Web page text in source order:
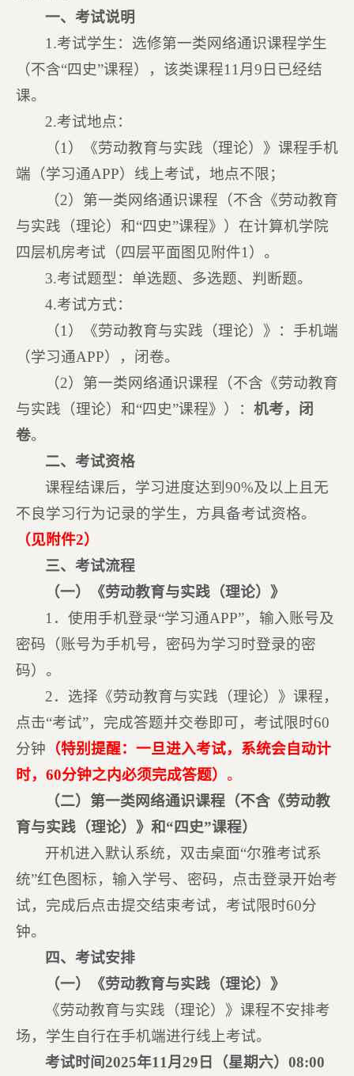
一、考试说明
1.考试学生：选修第一类网络通识课程学生
（不含“四史”课程），该类课程11月9日已经结
课。
2.考试地点：
（1）《劳动教育与实践（理论）》课程手机
端（学习通APP）线上考试，地点不限；
（2）第一类网络通识课程（不含《劳动教育
与实践（理论）和“四史”课程》）在计算机学院
四层机房考试（四层平面图见附件1）。
3.考试题型：单选题、多选题、判断题。
4.考试方式：
（1）《劳动教育与实践（理论）》：手机端
（学习通APP），闭卷。
（2）第一类网络通识课程（不含《劳动教育
与实践（理论）和“四史”课程》）： 机考，闭
卷。
二、考试资格
课程结课后，学习进度达到90%及以上且无
不良学习行为记录的学生，方具备考试资格。
（见附件2）
三、考试流程
（一）《劳动教育与实践（理论）》
1．使用手机登录“学习通APP”，输入账号及
密码（账号为手机号，密码为学习时登录的密
码）。
2．选择《劳动教育与实践（理论）》课程，
点击“考试”，完成答题并交卷即可，考试限时60
分钟 （特别提醒：一旦进入考试，系统会自动计
时，60分钟之内必须完成答题） 。
（二）第一类网络通识课程（不含《劳动教
育与实践（理论）》和“四史”课程）
开机进入默认系统，双击桌面“尔雅考试系
统”红色图标，输入学号、密码，点击登录开始考
试，完成后点击提交结束考试，考试限时60分
钟。
四、考试安排
（一）《劳动教育与实践（理论）》
《劳动教育与实践（理论）》课程不安排考
场，学生自行在手机端进行线上考试。
考试时间2025年11月29日（星期六）08:00